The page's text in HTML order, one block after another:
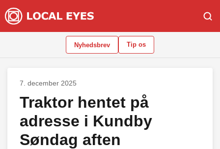
Nyhedsbrev Tip os
7. december 2025
Traktor hentet på
adresse i Kundby
Søndag aften